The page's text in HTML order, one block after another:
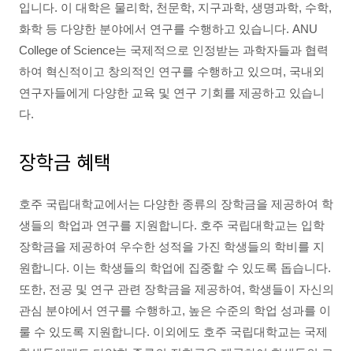
입니다. 이 대학은 물리학, 천문학, 지구과학, 생명과학, 수학,
화학 등 다양한 분야에서 연구를 수행하고 있습니다. ANU
College of Science는 국제적으로 인정받는 과학자들과 협력
하여 혁신적이고 창의적인 연구를 수행하고 있으며, 국내외
연구자들에게 다양한 교육 및 연구 기회를 제공하고 있습니
다.
장학금 혜택
호주 국립대학교에서는 다양한 종류의 장학금을 제공하여 학
생들의 학업과 연구를 지원합니다. 호주 국립대학교는 입학
장학금을 제공하여 우수한 성적을 가진 학생들의 학비를 지
원합니다. 이는 학생들의 학업에 집중할 수 있도록 돕습니다.
또한, 전공 및 연구 관련 장학금을 제공하여, 학생들이 자신의
관심 분야에서 연구를 수행하고, 높은 수준의 학업 성과를 이
룰 수 있도록 지원합니다. 이외에도 호주 국립대학교는 국제